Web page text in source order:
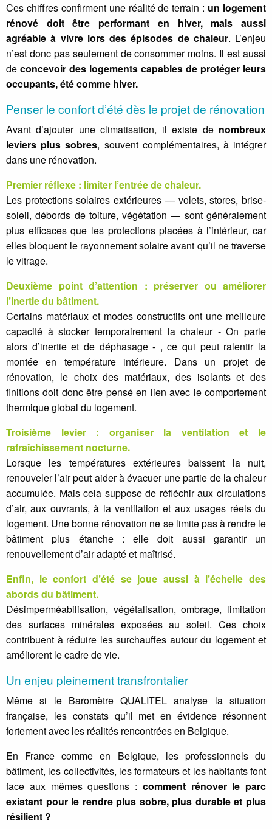
Ces chiffres confirment une réalité de terrain : un logement
rénové doit être performant en hiver, mais aussi
agréable à vivre lors des épisodes de chaleur. L’enjeu
n’est donc pas seulement de consommer moins. Il est aussi
de concevoir des logements capables de protéger leurs
occupants, été comme hiver.
Penser le confort d’été dès le projet de rénovation
Avant d’ajouter une climatisation, il existe de nombreux
leviers plus sobres, souvent complémentaires, à intégrer
dans une rénovation.
Premier réflexe : limiter l’entrée de chaleur.
Les protections solaires extérieures — volets, stores, brise-
soleil, débords de toiture, végétation — sont généralement
plus efficaces que les protections placées à l’intérieur, car
elles bloquent le rayonnement solaire avant qu’il ne traverse
le vitrage.
Deuxième point d’attention : préserver ou améliorer
l’inertie du bâtiment.
Certains matériaux et modes constructifs ont une meilleure
capacité à stocker temporairement la chaleur - On parle
alors d’inertie et de déphasage - , ce qui peut ralentir la
montée en température intérieure. Dans un projet de
rénovation, le choix des matériaux, des isolants et des
finitions doit donc être pensé en lien avec le comportement
thermique global du logement.
Troisième levier : organiser la ventilation et le
rafraîchissement nocturne.
Lorsque les températures extérieures baissent la nuit,
renouveler l’air peut aider à évacuer une partie de la chaleur
accumulée. Mais cela suppose de réfléchir aux circulations
d’air, aux ouvrants, à la ventilation et aux usages réels du
logement. Une bonne rénovation ne se limite pas à rendre le
bâtiment plus étanche : elle doit aussi garantir un
renouvellement d’air adapté et maîtrisé.
Enfin, le confort d’été se joue aussi à l’échelle des
abords du bâtiment.
Désimperméabilisation, végétalisation, ombrage, limitation
des surfaces minérales exposées au soleil. Ces choix
contribuent à réduire les surchauffes autour du logement et
améliorent le cadre de vie.
Un enjeu pleinement transfrontalier
Même si le Baromètre QUALITEL analyse la situation
française, les constats qu’il met en évidence résonnent
fortement avec les réalités rencontrées en Belgique.
En France comme en Belgique, les professionnels du
bâtiment, les collectivités, les formateurs et les habitants font
face aux mêmes questions : comment rénover le parc
existant pour le rendre plus sobre, plus durable et plus
résilient ?